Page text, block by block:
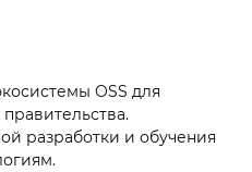
OSS для
разработки и обучения